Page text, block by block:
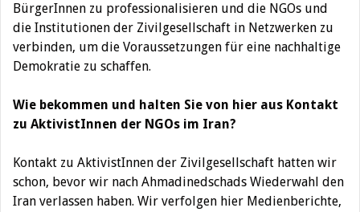
BürgerInnen zu professionalisieren und die NGOs und
die Institutionen der Zivilgesellschaft in Netzwerken zu
verbinden, um die Voraussetzungen für eine nachhaltige
Demokratie zu schaffen.
Wie bekommen und halten Sie von hier aus Kontakt
zu AktivistInnen der NGOs im Iran?
Kontakt zu AktivistInnen der Zivilgesellschaft hatten wir
schon, bevor wir nach Ahmadinedschads Wiederwahl den
Iran verlassen haben. Wir verfolgen hier Medienberichte,